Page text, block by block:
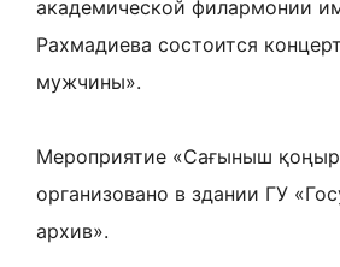
академической филармонии
Рахмадиева состоится
мужчины».
Мероприятие «Сағыныш
организовано в здании ГУ
архив».